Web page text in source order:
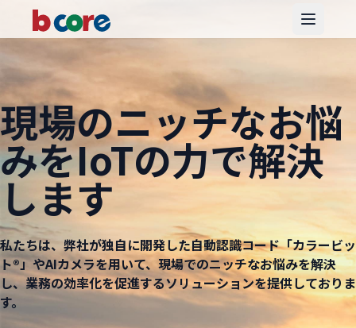
Open
現場のニッチなお悩
みをIoTの力で解決
します
私たちは、弊社が独自に開発した自動認識コード「カラービッ
ト®︎」やAIカメラを用いて、現場でのニッチなお悩みを解決
し、業務の効率化を促進するソリューションを提供しておりま
す。